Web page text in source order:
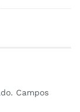
Campos